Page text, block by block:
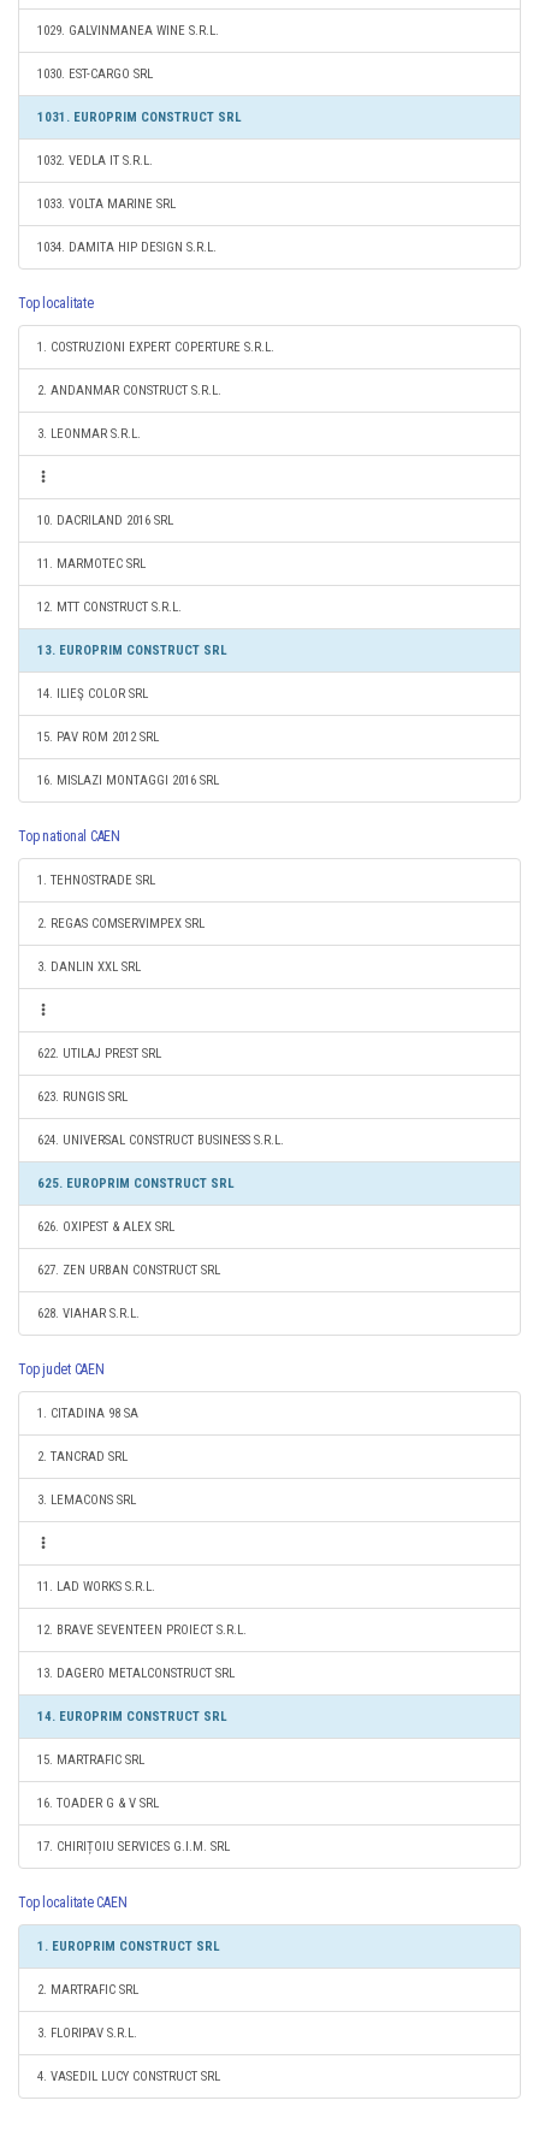
1029. GALVINMANEA WINE S.R.L.
1030. EST-CARGO SRL
1031. EUROPRIM CONSTRUCT SRL
1032. VEDLA IT S.R.L.
1033. VOLTA MARINE SRL
1034. DAMITA HIP DESIGN S.R.L.
Top localitate
1. COSTRUZIONI EXPERT COPERTURE S.R.L.
2. ANDANMAR CONSTRUCT S.R.L.
3. LEONMAR S.R.L.
10. DACRILAND 2016 SRL
11. MARMOTEC SRL
12. MTT CONSTRUCT S.R.L.
13. EUROPRIM CONSTRUCT SRL
14. ILIEŞ COLOR SRL
15. PAV ROM 2012 SRL
16. MISLAZI MONTAGGI 2016 SRL
Top national CAEN
1. TEHNOSTRADE SRL
2. REGAS COMSERVIMPEX SRL
3. DANLIN XXL SRL
622. UTILAJ PREST SRL
623. RUNGIS SRL
624. UNIVERSAL CONSTRUCT BUSINESS S.R.L.
625. EUROPRIM CONSTRUCT SRL
626. OXIPEST & ALEX SRL
627. ZEN URBAN CONSTRUCT SRL
628. VIAHAR S.R.L.
Top judet CAEN
1. CITADINA 98 SA
2. TANCRAD SRL
3. LEMACONS SRL
11. LAD WORKS S.R.L.
12. BRAVE SEVENTEEN PROIECT S.R.L.
13. DAGERO METALCONSTRUCT SRL
14. EUROPRIM CONSTRUCT SRL
15. MARTRAFIC SRL
16. TOADER G & V SRL
17. CHIRIȚOIU SERVICES G.I.M. SRL
Top localitate CAEN
1. EUROPRIM CONSTRUCT SRL
2. MARTRAFIC SRL
3. FLORIPAV S.R.L.
4. VASEDIL LUCY CONSTRUCT SRL